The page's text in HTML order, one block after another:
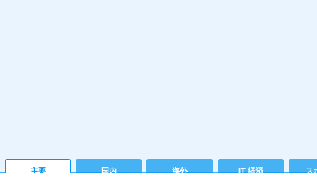
主要 国内 海外 IT 経済 ス